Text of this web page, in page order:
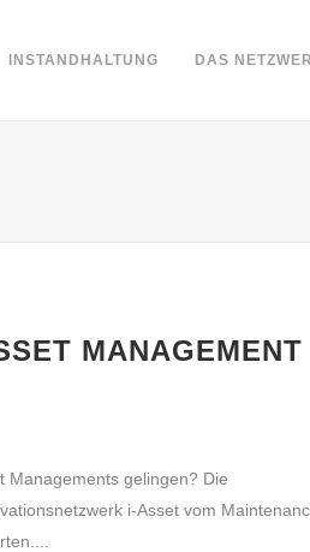
INSTANDHALTUNG DAS
MANAGEMENT
Managements gelingen? Die
i-Asset vom